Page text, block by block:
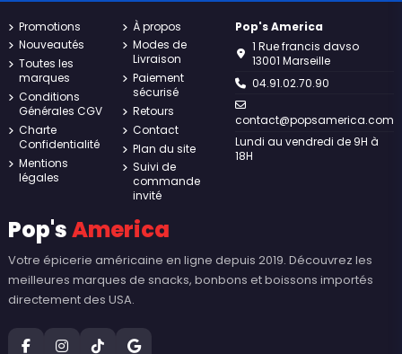
Promotions
Nouveautés
Toutes les
marques
Conditions
Générales CGV
Charte
Confidentialité
Mentions
légales
À propos
Modes de
Livraison
Paiement
sécurisé
Retours
Contact
Plan du site
Suivi de
commande
invité
Pop's America
1 Rue francis davso
13001 Marseille
04.91.02.70.90
contact@popsamerica.com
Lundi au vendredi de 9H à
18H
Pop'sAmerica
Votre épicerie américaine en ligne depuis 2019. Découvrez les
meilleures marques de snacks, bonbons et boissons importés
directement des USA.